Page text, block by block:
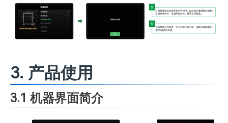
3. 产品使用
3.1 机器界面简介